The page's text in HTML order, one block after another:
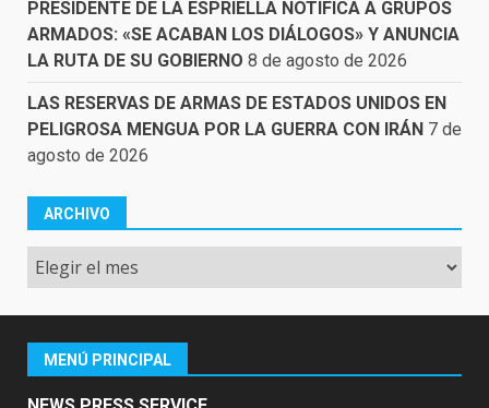
PRESIDENTE DE LA ESPRIELLA NOTIFICA A GRUPOS
ARMADOS: «SE ACABAN LOS DIÁLOGOS» Y ANUNCIA
LA RUTA DE SU GOBIERNO 8 de agosto de 2026
LAS RESERVAS DE ARMAS DE ESTADOS UNIDOS EN
PELIGROSA MENGUA POR LA GUERRA CON IRÁN 7 de
agosto de 2026
ARCHIVO
Archivo
MENÚ PRINCIPAL